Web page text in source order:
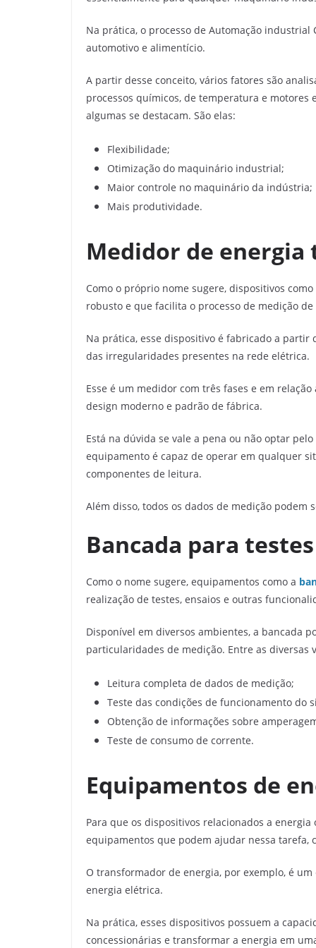
Na prática, o processo de Automação
automotivo e alimentício.
A partir desse conceito, vários fatores são
processos químicos, de temperatura e motores
algumas se destacam. São elas:
Flexibilidade;
Otimização do maquinário industrial;
Maior controle no maquinário da indústria;
Mais produtividade.
Medidor de energia
Como o próprio nome sugere, dispositivos
robusto e que facilita o processo de medição
Na prática, esse dispositivo é fabricado a
das irregularidades presentes na rede elétrica.
Esse é um medidor com três fases e em
design moderno e padrão de fábrica.
Está na dúvida se vale a pena ou não optar
equipamento é capaz de operar em qualquer
componentes de leitura.
Além disso, todos os dados de medição
Bancada para
Como o nome sugere, equipamentos como a
realização de testes, ensaios e outras
Disponível em diversos ambientes, a bancada
particularidades de medição. Entre as diversas
Leitura completa de dados de medição;
Teste das condições de funcionamento do
Obtenção de informações sobre
Teste de consumo de corrente.
Equipamentos de
Para que os dispositivos relacionados a
equipamentos que podem ajudar nessa tarefa,
O transformador de energia, por exemplo, é
energia elétrica.
Na prática, esses dispositivos possuem a
concessionárias e transformar a energia em